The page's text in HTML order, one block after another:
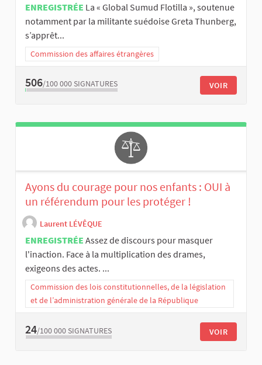
ENREGISTRÉE La « Global Sumud Flotilla », soutenue
notamment par la militante suédoise Greta Thunberg,
s’apprêt...
Commission des affaires étrangères
506/100 000 SIGNATURES VOIR
Ayons du courage pour nos enfants : OUI à
un référendum pour les protéger !
Laurent LÉVÊQUE
ENREGISTRÉE Assez de discours pour masquer
l'inaction. Face à la multiplication des drames,
exigeons des actes. ...
Commission des lois constitutionnelles, de la législation
et de l’administration générale de la République
24/100 000 SIGNATURES VOIR